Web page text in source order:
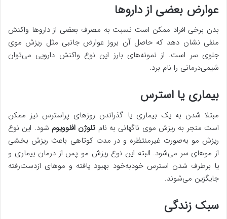
عوارض بعضی از داروها
بدن برخی افراد ممکن است نسبت به مصرف بعضی از داروها واکنش
منفی نشان دهد که حاصل آن بروز عوارض جانبی مثل ریزش موی
جلوی سر است. از نمونه‌های بارز این نوع واکنش دارویی می‌توان
شیمی‌درمانی را نام برد.
بیماری یا استرس
مبتلا شدن به یک بیماری یا گذراندن روزهای پراسترس نیز ممکن
است منجر به ریزش موی ناگهانی به نام تلوژن افلوویوم شود. این نوع
ریزش مو به‌صورت غیرمنتظره و در مدت کوتاهی باعث ریزش بخشی
از موهای سر می‌شود. البته این نوع ریزش مو پس از درمان بیماری و
یا برطرف شدن استرس خودبه‌خود بهبود یافته و موهای ازدست‌رفته
جایگزین می‌شوند.
سبک زندگی